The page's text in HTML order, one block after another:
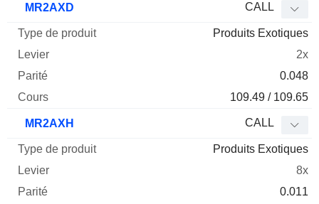
MR2AXD CALL
Produits Exotiques
2x
0.048
109.49 / 109.65
MR2AXH CALL
Produits Exotiques
8x
0.011